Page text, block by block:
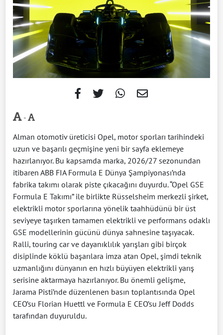
-
Alman otomotiv üreticisi Opel, motor sporları tarihindeki
uzun ve başarılı geçmişine yeni bir sayfa eklemeye
hazırlanıyor. Bu kapsamda marka, 2026/27 sezonundan
itibaren ABB FIA Formula E Dünya Şampiyonası’nda
fabrika takımı olarak piste çıkacağını duyurdu. “Opel GSE
Formula E Takımı” ile birlikte Rüsselsheim merkezli şirket,
elektrikli motor sporlarına yönelik taahhüdünü bir üst
seviyeye taşırken tamamen elektrikli ve performans odaklı
GSE modellerinin gücünü dünya sahnesine taşıyacak.
Ralli, touring car ve dayanıklılık yarışları gibi birçok
disiplinde köklü başarılara imza atan Opel, şimdi teknik
uzmanlığını dünyanın en hızlı büyüyen elektrikli yarış
serisine aktarmaya hazırlanıyor. Bu önemli gelişme,
Jarama Pisti’nde düzenlenen basın toplantısında Opel
CEO’su Florian Huettl ve Formula E CEO’su Jeff Dodds
tarafından duyuruldu.